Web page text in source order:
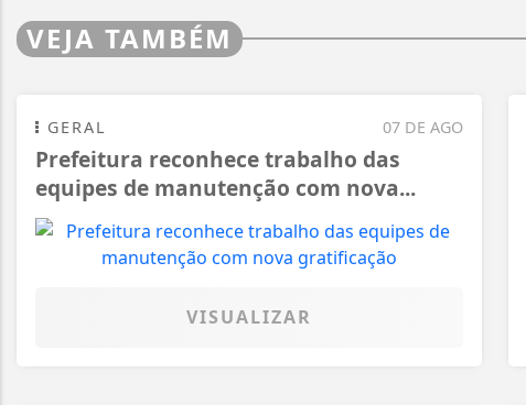
VEJA TAMBÉM
07 DE AGO
GERAL
Prefeitura reconhece trabalho das
equipes de manutenção com nova...
VISUALIZAR